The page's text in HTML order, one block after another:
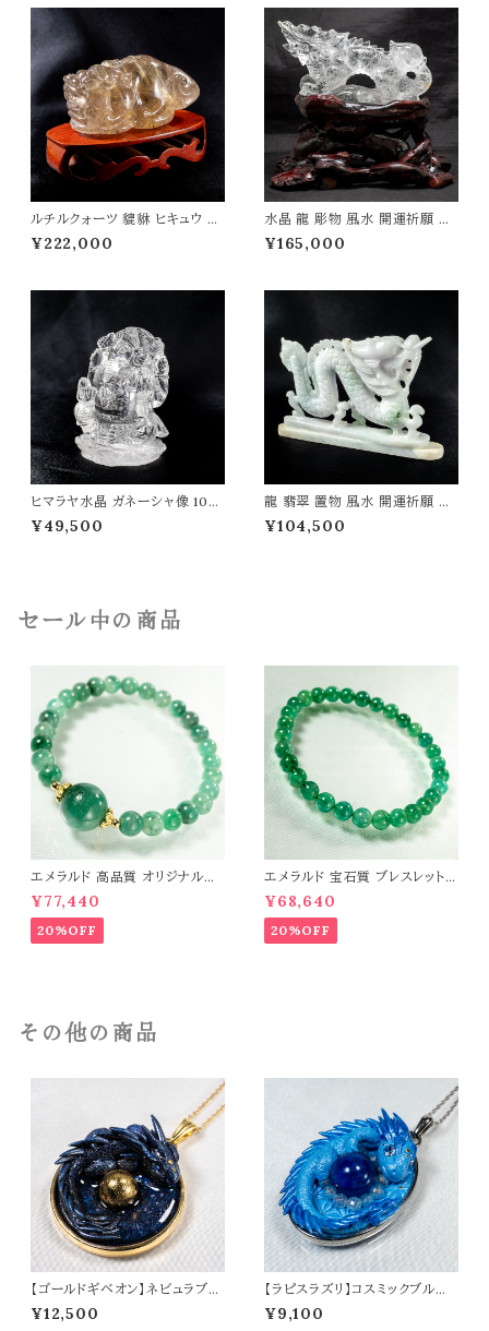
ルチルクォーツ 貔貅 ヒキュウ 彫
物 258g 風水 開運祈願 金運祈
願 開運 金運 財産運 出世運 幸
¥222,000
水晶 龍 彫物 風水 開運祈願 金
運祈願 開運 金運 財産運 出世
運 幸福 成功 高品質 一点物 パ
¥165,000
ヒマラヤ水晶 ガネーシャ像 105
g インド 神様 財運 金運 高品質
パワーストーン 天然石 t0505
¥49,500
龍 翡翠 置物 風水 開運祈願 金
運祈願 開運 金運 財産運 出世
運 幸福 成功 高品質 パワースト
¥104,500
セール中の商品
エメラルド 高品質 オリジナルデ
ザイン ブレスレット パワーストー
ン 天然石 t0545
¥77,440
20%OFF
エメラルド 宝石質 ブレスレット
パワーストーン 天然石 t0544
¥68,640
20%OFF
その他の商品
【ゴールドギベオン】ネビュラブル
ードラゴン ペンダントトップ オリ
ジナルアクセサリー 天然石 パワ
¥12,500
【ラピスラズリ】コスミックブルー
ドラゴン ペンダントトップ オリジ
ナルアクセサリー 天然石 パワー
¥9,100